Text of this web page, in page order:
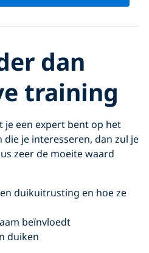
dan
training
je een expert bent op het
je interesseren, dan zul je
zeer de moeite waard
duikuitrusting en hoe ze
beïnvloedt
duiken